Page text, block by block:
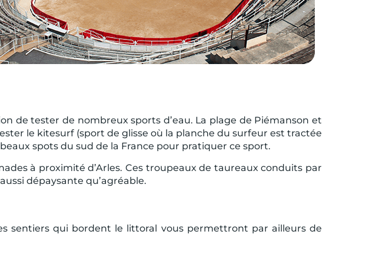
de tester de nombreux sports d’eau. La plage de Piémanson et
le kitesurf (sport de glisse où la planche du surfeur est tractée
spots du sud de la France pour pratiquer ce sport.
à proximité d’Arles. Ces troupeaux de taureaux conduits par
dépaysante qu’agréable.
sentiers qui bordent le littoral vous permettront par ailleurs de